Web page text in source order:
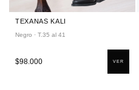
TEXANAS KALI
Negro · T.35 al 41
$98.000 VER